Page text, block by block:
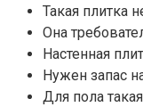
Такая плитка
Она
Настенная
Нужен запас
Для пола